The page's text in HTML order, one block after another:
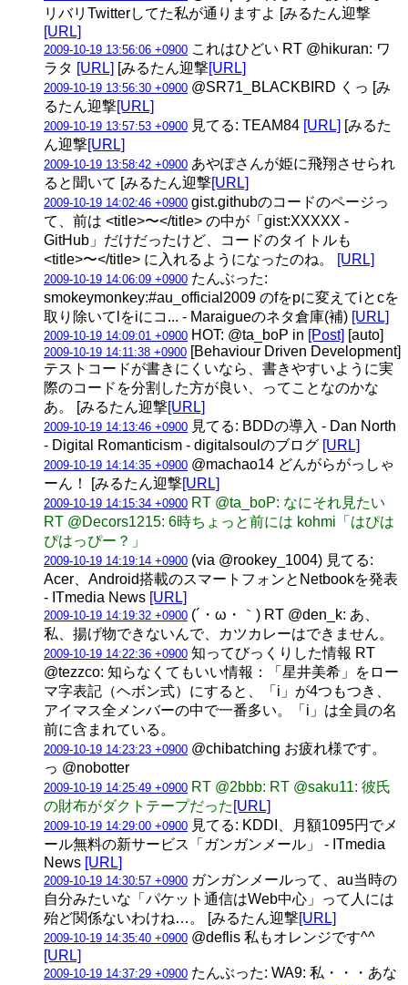
リバリTwitterしてた私が通りますよ [みるたん迎撃
[URL]
2009-10-19 13:56:06 +0900 これはひどい RT @hikuran: ワ
ラタ [URL] [みるたん迎撃[URL]
2009-10-19 13:56:30 +0900 @SR71_BLACKBIRD くっ [み
るたん迎撃[URL]
2009-10-19 13:57:53 +0900 見てる: TEAM84 [URL] [みるた
ん迎撃[URL]
2009-10-19 13:58:42 +0900 あやぽさんが姫に飛翔させられ
ると聞いて [みるたん迎撃[URL]
2009-10-19 14:02:46 +0900 gist.githubのコードのページっ
て、前は <title>〜</title> の中が「gist:XXXXX -
GitHub」だけだったけど、コードのタイトルも
<title>〜</title> に入れるようになったのね。
[URL]
2009-10-19 14:06:09 +0900 たんぶった:
smokeymonkey:#au_official2009 のfをpに変えてiとcを
取り除いてlをiにコ... - Maraigueのネタ倉庫(補) [URL]
2009-10-19 14:09:01 +0900 HOT: @ta_boP in [Post] [auto]
2009-10-19 14:11:38 +0900 [Behaviour Driven Development]
テストコードが書きにくいなら、書きやすいように実
際のコードを分割した方が良い、ってことなのかな
あ。 [みるたん迎撃[URL]
2009-10-19 14:13:46 +0900 見てる: BDDの導入 - Dan North
- Digital Romanticism - digitalsoulのブログ [URL]
2009-10-19 14:14:35 +0900 @machao14 どんがらがっしゃ
ーん！ [みるたん迎撃[URL]
2009-10-19 14:15:34 +0900 RT @ta_boP: なにそれ見たい
RT @Decors1215: 6時ちょっと前には kohmi「はぴは
ぴはっぴー？」
2009-10-19 14:19:14 +0900 (via @rookey_1004) 見てる:
Acer、Android搭載のスマートフォンとNetbookを発表
- ITmedia News [URL]
2009-10-19 14:19:32 +0900 (´・ω・｀) RT @den_k: あ、
私、揚げ物できないんで、カツカレーはできません。
2009-10-19 14:22:36 +0900 知ってびっくりした情報 RT
@tezzco: 知らなくてもいい情報：「星井美希」をロー
マ字表記（ヘボン式）にすると、「i」が4つもつき、
アイマス全メンバーの中で一番多い。「i」は全員の名
前に含まれている。
2009-10-19 14:23:23 +0900 @chibatching お疲れ様です。
っ @nobotter
2009-10-19 14:25:49 +0900 RT @2bbb: RT @saku11: 彼氏
の財布がダクトテープだった [URL]
2009-10-19 14:29:00 +0900 見てる: KDDI、月額1095円でメ
ール無料の新サービス「ガンガンメール」 - ITmedia
News [URL]
2009-10-19 14:30:57 +0900 ガンガンメールって、au当時の
自分みたいな「パケット通信はWeb中心」って人には
殆ど関係ないわけね…。 [みるたん迎撃[URL]
2009-10-19 14:35:40 +0900 @deflis 私もオレンジです^^
[URL]
2009-10-19 14:37:29 +0900 たんぶった: WA9: 私・・・あな